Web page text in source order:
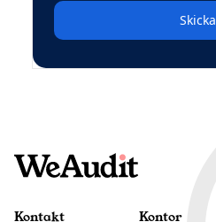
Skicka
Kontakt
Kontor